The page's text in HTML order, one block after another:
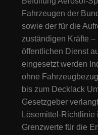
Fahrzeugen der
sowie der für die
zuständigen Kräfte
öffentlichen Dienst
eingesetzt werden
ohne
bis zum Decklack
Gesetzgeber
Lösemittel-Richtlinie
Grenzwerte für die